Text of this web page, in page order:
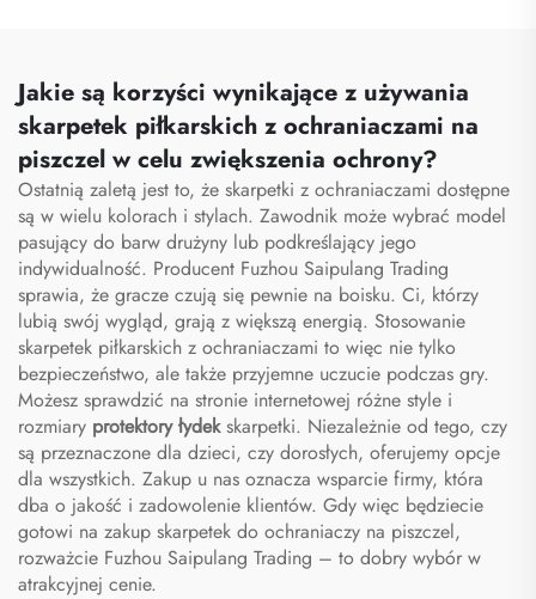
padela, torba na rakietę
do tenisa i badmintona
Jakie są korzyści wynikające z używania
skarpetek piłkarskich z ochraniaczami na
piszczel w celu zwiększenia ochrony?
Ostatnią zaletą jest to, że skarpetki z ochraniaczami dostępne
są w wielu kolorach i stylach. Zawodnik może wybrać model
pasujący do barw drużyny lub podkreślający jego
indywidualność. Producent Fuzhou Saipulang Trading
sprawia, że gracze czują się pewnie na boisku. Ci, którzy
lubią swój wygląd, grają z większą energią. Stosowanie
skarpetek piłkarskich z ochraniaczami to więc nie tylko
bezpieczeństwo, ale także przyjemne uczucie podczas gry.
Możesz sprawdzić na stronie internetowej różne style i
rozmiary protektory łydekskarpetki. Niezależnie od tego, czy
są przeznaczone dla dzieci, czy dorosłych, oferujemy opcje
dla wszystkich. Zakup u nas oznacza wsparcie firmy, która
dba o jakość i zadowolenie klientów. Gdy więc będziecie
gotowi na zakup skarpetek do ochraniaczy na piszczel,
rozważcie Fuzhou Saipulang Trading – to dobry wybór w
atrakcyjnej cenie.